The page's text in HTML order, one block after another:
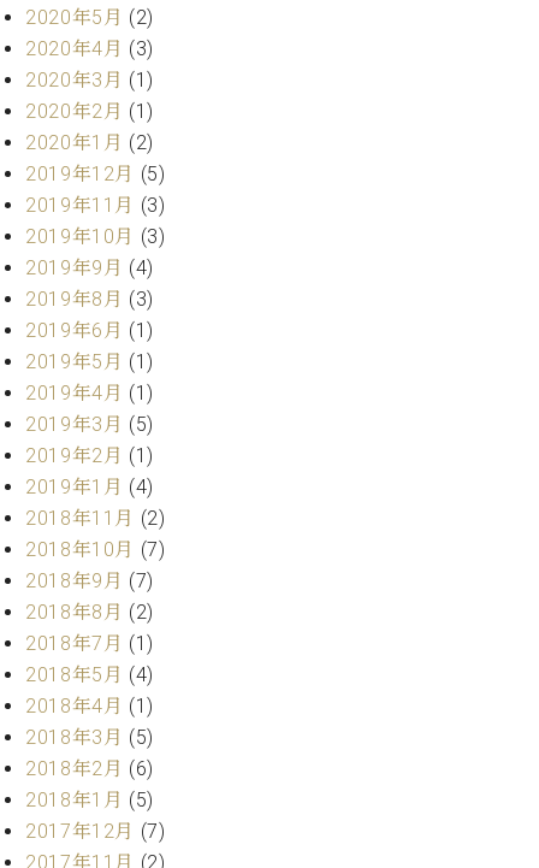
せ
ア
ー
テ
ィ
ス
ト
カ
ス
タ
マ
ー
サ
ビ
ス
(
調
律
)
ア
フ
タ
サ
ー
ビ
ス
(調
律)
2020年5月 (2)
2020年4月 (3)
2020年3月 (1)
2020年2月 (1)
2020年1月 (2)
2019年12月 (5)
2019年11月 (3)
2019年10月 (3)
2019年9月 (4)
2019年8月 (3)
2019年6月 (1)
2019年5月 (1)
2019年4月 (1)
2019年3月 (5)
2019年2月 (1)
2019年1月 (4)
2018年11月 (2)
2018年10月 (7)
2018年9月 (7)
2018年8月 (2)
2018年7月 (1)
2018年5月 (4)
2018年4月 (1)
2018年3月 (5)
2018年2月 (6)
2018年1月 (5)
2017年12月 (7)
2017年11月 (2)